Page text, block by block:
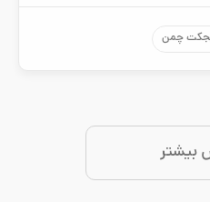
چمن
بیشتر